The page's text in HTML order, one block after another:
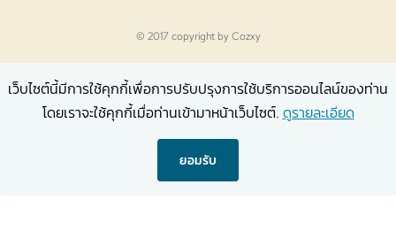
© 2017 copyright byCozxy
เว็บไซต์นี้มีการใช้คุกกี้เพื่อการปรับปรุงการใช้บริการออนไลน์ของท่าน
โดยเราจะใช้คุกกี้เมื่อท่านเข้ามาหน้าเว็บไซต์. ดูรายละเอียด
ยอมรับ